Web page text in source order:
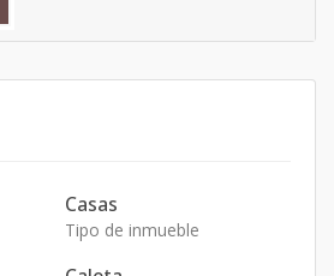
Casas
Tipo de inmueble